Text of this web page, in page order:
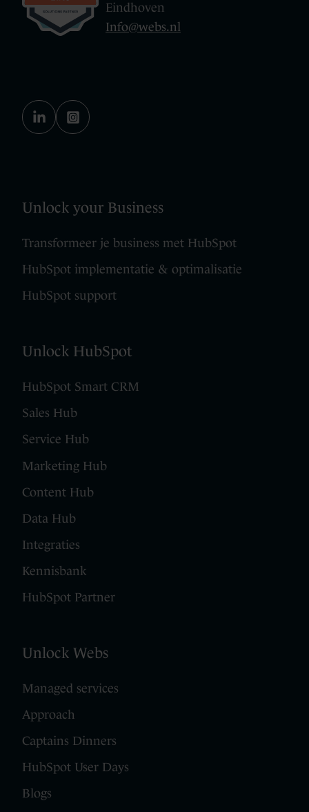
Eindhoven
Info@webs.nl
Unlock your Business
Transformeer je business met HubSpot
HubSpot implementatie & optimalisatie
HubSpot support
Unlock HubSpot
HubSpot Smart CRM
Sales Hub
Service Hub
Marketing Hub
Content Hub
Data Hub
Integraties
Kennisbank
HubSpot Partner
Unlock Webs
Managed services
Approach
Captains Dinners
HubSpot User Days
Blogs